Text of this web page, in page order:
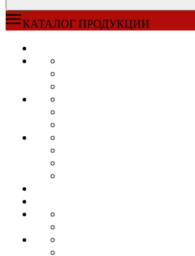
КАТАЛОГ ПРОДУКЦИИ